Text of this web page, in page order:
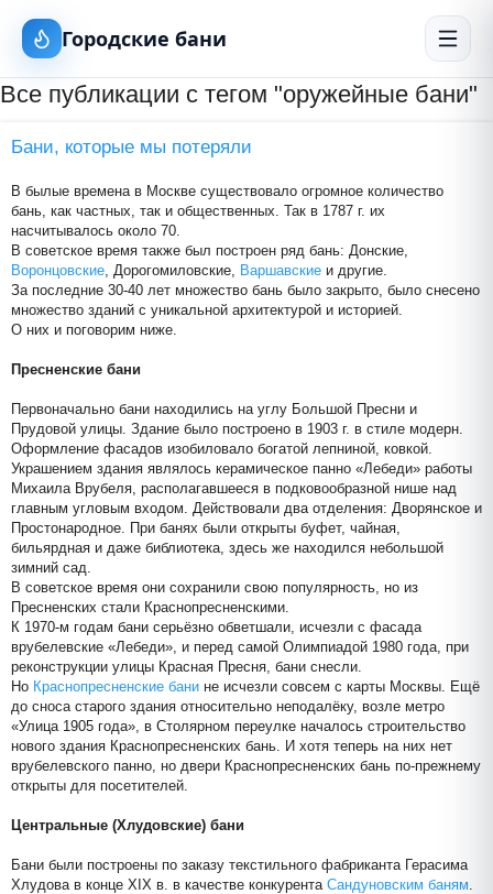
Городские бани
Все публикации с тегом "оружейные бани"
Бани, которые мы потеряли
В былые времена в Москве существовало огромное количество
бань, как частных, так и общественных. Так в 1787 г. их
насчитывалось около 70.
В советское время также был построен ряд бань: Донские,
Воронцовские, Дорогомиловские, Варшавские и другие.
За последние 30-40 лет множество бань было закрыто, было снесено
множество зданий с уникальной архитектурой и историей.
О них и поговорим ниже.
Пресненские бани
Первоначально бани находились на углу Большой Пресни и
Прудовой улицы. Здание было построено в 1903 г. в стиле модерн.
Оформление фасадов изобиловало богатой лепниной, ковкой.
Украшением здания являлось керамическое панно «Лебеди» работы
Михаила Врубеля, располагавшееся в подковообразной нише над
главным угловым входом. Действовали два отделения: Дворянское и
Простонародное. При банях были открыты буфет, чайная,
бильярдная и даже библиотека, здесь же находился небольшой
зимний сад.
В советское время они сохранили свою популярность, но из
Пресненских стали Краснопресненскими.
К 1970-м годам бани серьёзно обветшали, исчезли с фасада
врубелевские «Лебеди», и перед самой Олимпиадой 1980 года, при
реконструкции улицы Красная Пресня, бани снесли.
Но Краснопресненские бани не исчезли совсем с карты Москвы. Ещё
до сноса старого здания относительно неподалёку, возле метро
«Улица 1905 года», в Столярном переулке началось строительство
нового здания Краснопресненских бань. И хотя теперь на них нет
врубелевского панно, но двери Краснопресненских бань по-прежнему
открыты для посетителей.
Центральные (Хлудовские) бани
Бани были построены по заказу текстильного фабриканта Герасима
Хлудова в конце XIX в. в качестве конкурента Сандуновским баням.